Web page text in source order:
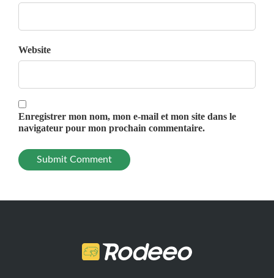
Website
Enregistrer mon nom, mon e-mail et mon site dans le
navigateur pour mon prochain commentaire.